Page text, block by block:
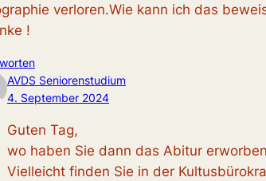
verloren.Wie kann ich das
!
AVDS Seniorenstudium
4. September 2024
Guten Tag,
wo haben Sie dann das Abitur
Vielleicht finden Sie in der